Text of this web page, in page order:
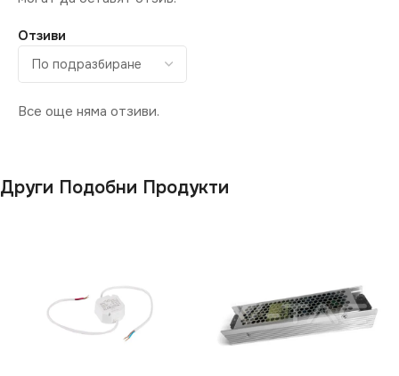
Отзиви
Все още няма отзиви.
Други Подобни Продукти